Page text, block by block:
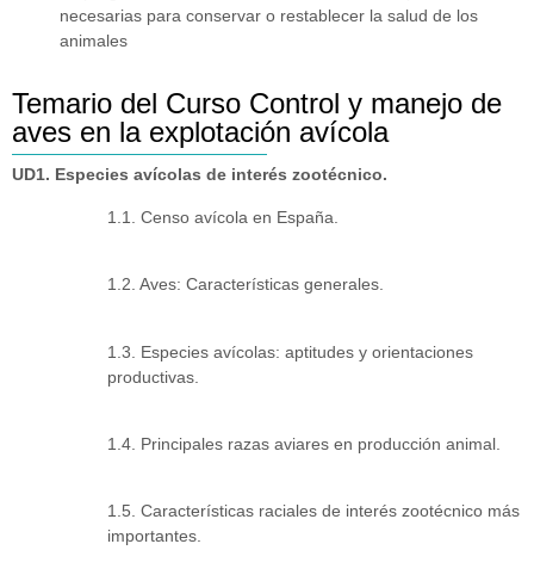
necesarias para conservar o restablecer la salud de los
animales
Temario del Curso Control y manejo de
aves en la explotación avícola
UD1. Especies avícolas de interés zootécnico.
1.1. Censo avícola en España.
1.2. Aves: Características generales.
1.3. Especies avícolas: aptitudes y orientaciones
productivas.
1.4. Principales razas aviares en producción animal.
1.5. Características raciales de interés zootécnico más
importantes.